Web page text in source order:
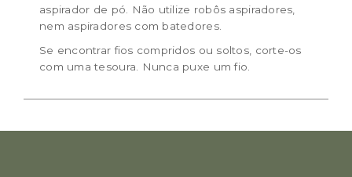
aspirador de pó. Não utilize robôs aspiradores,
nem aspiradores com batedores.
Se encontrar fios compridos ou soltos, corte-os
com uma tesoura. Nunca puxe um fio.